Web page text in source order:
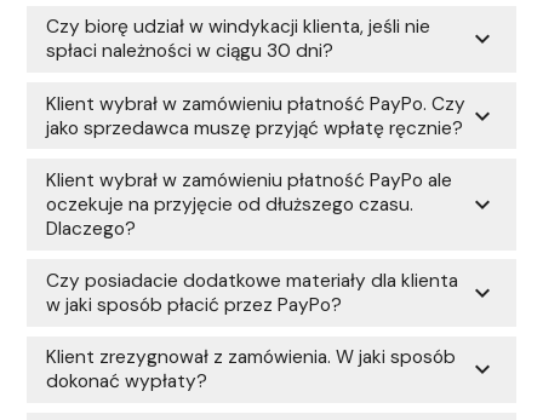
Czy biorę udział w windykacji klienta, jeśli nie
spłaci należności w ciągu 30 dni?
expand_more
Klient wybrał w zamówieniu płatność PayPo. Czy
jako sprzedawca muszę przyjąć wpłatę ręcznie? expand_more
Klient wybrał w zamówieniu płatność PayPo ale
oczekuje na przyjęcie od dłuższego czasu.
Dlaczego?
expand_more
Czy posiadacie dodatkowe materiały dla klienta
w jaki sposób płacić przez PayPo?
expand_more
Klient zrezygnował z zamówienia. W jaki sposób
dokonać wypłaty?
expand_more